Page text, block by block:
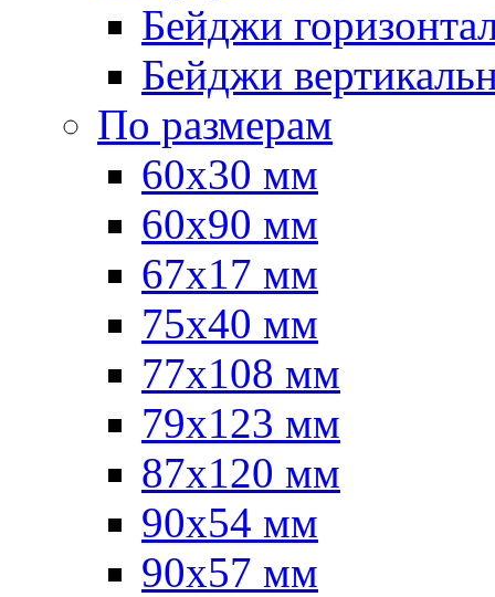
Бейджи
Бейджи
По размерам
60x30 мм
60х90 мм
67х17 мм
75x40 мм
77х108 мм
79х123 мм
87х120 мм
90x54 мм
90х57 мм